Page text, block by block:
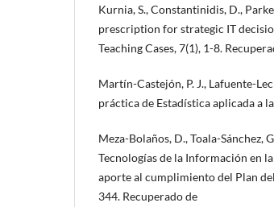
Kurnia, S., Constantinidis, D.,
prescription for strategic IT
Teaching Cases, 7(1), 1-8.
Martín-Castejón, P. J., Lafuente-
práctica de Estadística aplicada a
Meza-Bolaños, D., Toala-Sánchez,
Tecnologías de la Información en
aporte al cumplimiento del Plan
344. Recuperado de